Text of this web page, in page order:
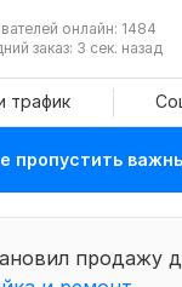
онлайн: 1484
заказ: 3 сек. назад
трафик
пропустить
продажу